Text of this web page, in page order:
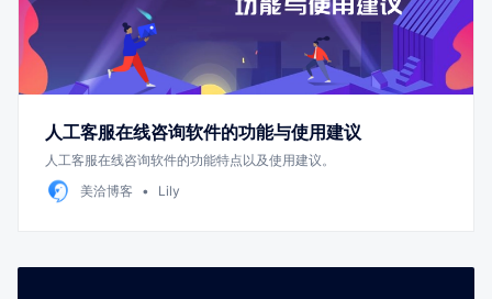
人工客服在线咨询软件的功能与使用建议
人工客服在线咨询软件的功能特点以及使用建议。
美洽博客
Lily